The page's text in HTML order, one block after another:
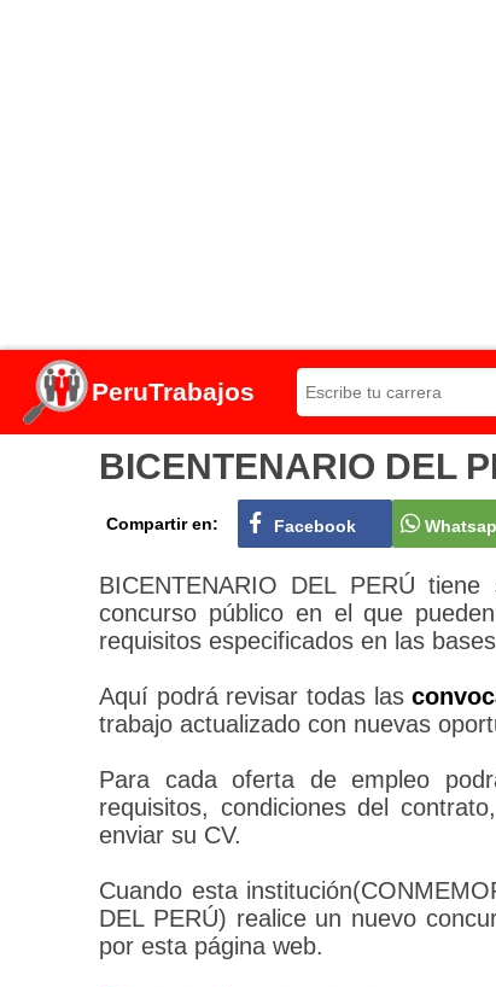
PeruTrabajos
BICENTENARIO DEL
Compartir en: Facebook
BICENTENARIO DEL PERÚ
concurso público en el que
requisitos especificados en las
Aquí podrá revisar todas las
trabajo actualizado con nuevas
Para cada oferta de empleo
requisitos, condiciones del
enviar su CV.
Cuando esta
DEL PERÚ) realice un nuevo
por esta página web.